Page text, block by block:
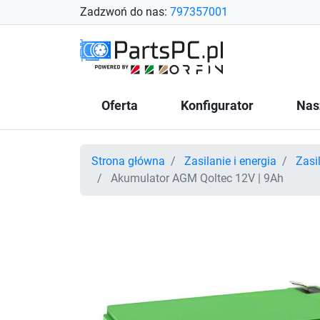
Zadzwoń do nas: 797357001
Oferta Konfigurator
Strona główna Zasilanie i energia
Akumulator AGM Qoltec 12V | 9Ah